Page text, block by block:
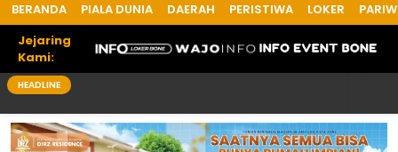
Bone Terkini
Referensi Informasi Terkini
BERANDA PIALA DUNIA DAERAH PERISTIWA LOKER
Jejaring
Kami:
HEADLINE